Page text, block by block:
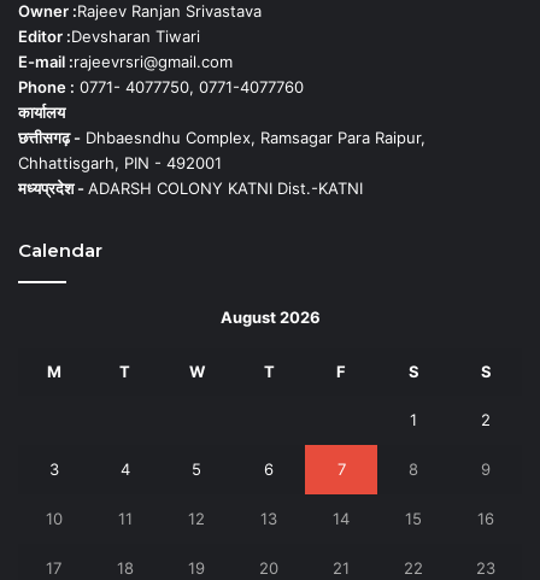
Owner :Rajeev Ranjan Srivastava
Editor :Devsharan Tiwari
E-mail :rajeevrsri@gmail.com
Phone : 0771- 4077750, 0771-4077760
कार्यालय
छत्तीसगढ़ - Dhbaesndhu Complex, Ramsagar Para Raipur,
Chhattisgarh, PIN - 492001
मध्यप्रदेश -ADARSH COLONY KATNI Dist.-KATNI
Calendar
August 2026
M T W T F S S
1 2
3 4 5 6 7 8 9
10 11 12 13 14 15 16
17 18 19 20 21 22 23